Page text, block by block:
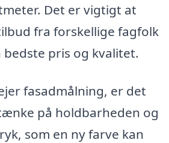
Det er vigtigt at
fra forskellige fagfolk
pris og kvalitet.
fasadmålning, er det
på holdbarheden og
som en ny farve kan